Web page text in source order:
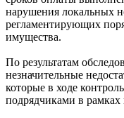
нарушения локальных
регламентирующих
имущества.
По результатам
незначительные
которые в ходе
подрядчиками в рамках